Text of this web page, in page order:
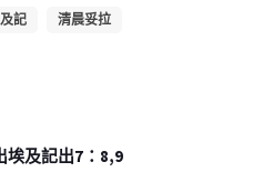
記 清晨妥拉
埃及記出7：8,9